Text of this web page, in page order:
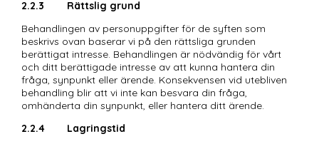
2.2.3	Rättslig grund
Behandlingen av personuppgifter för de syften som
beskrivs ovan baserar vi på den rättsliga grunden
berättigat intresse. Behandlingen är nödvändig för vårt
och ditt berättigade intresse av att kunna hantera din
fråga, synpunkt eller ärende. Konsekvensen vid utebliven
behandling blir att vi inte kan besvara din fråga,
omhänderta din synpunkt, eller hantera ditt ärende.
2.2.4	Lagringstid